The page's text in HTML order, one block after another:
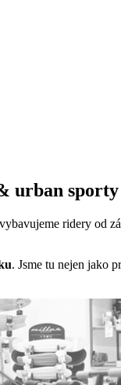
urban sporty
ridery od
. Jsme tu nejen jako